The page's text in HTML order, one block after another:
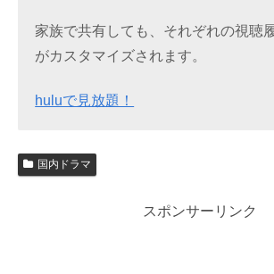
家族で共有しても、それぞれの視聴
がカスタマイズされます。
huluで見放題！
国内ドラマ
スポンサーリンク